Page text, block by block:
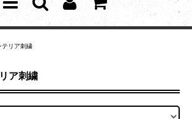
リア刺繍
ア刺繍